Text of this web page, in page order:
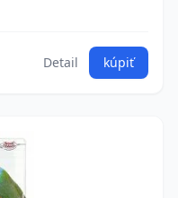
Detail kúpiť